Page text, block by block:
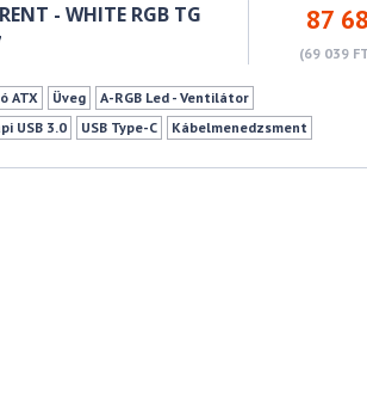
- WHITE RGB TG
87
(69 039
ATX Üveg
A-RGB Led - Ventilátor
USB 3.0 USB Type-C
Kábelmenedzsment